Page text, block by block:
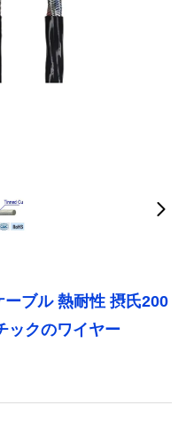
ブル 熱耐性 摂氏200
ックのワイヤー